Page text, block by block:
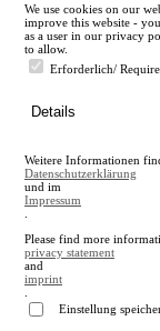
en
A
A
We use cookies on our
improve this website -
as a user in our privacy
to allow.
Erforderlich/
Details
Weitere Informationen
Datenschutzerklärung
und im
Impressum
Please find more
privacy statement
and
imprint
Einstellung